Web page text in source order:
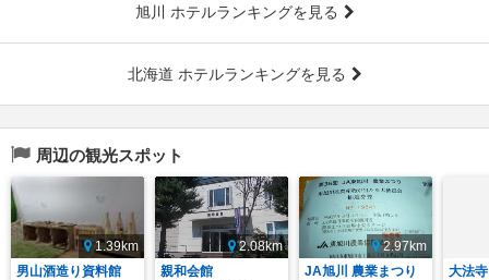
旭川 ホテルランキングを見る
北海道 ホテルランキングを見る
周辺の観光スポット
1.39km
男山酒造り資料館
2.08km
親和会館
2.97km
JA旭川 農業まつり
大法